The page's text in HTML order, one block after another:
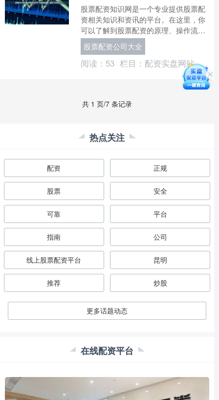
股票配资知识网是一个专业提供股票配
资相关知识和资讯的平台。在这里，你
可以了解到股票配资的原理、操作流
程、风险控制等全方位的知识，帮助你
做出明智的投资决策。 网站....
股票配资公司大全
阅读： 53 栏目： 配资实盘网站
共 1 页/7 条记录
热点关注
配资 正规
股票 安全
可靠 平台
指南 公司
线上股票配资平台 昆明
推荐 炒股
更多话题动态
在线配资平台